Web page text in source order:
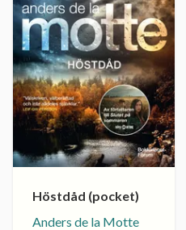
Höstdåd (pocket)
Anders de la Motte